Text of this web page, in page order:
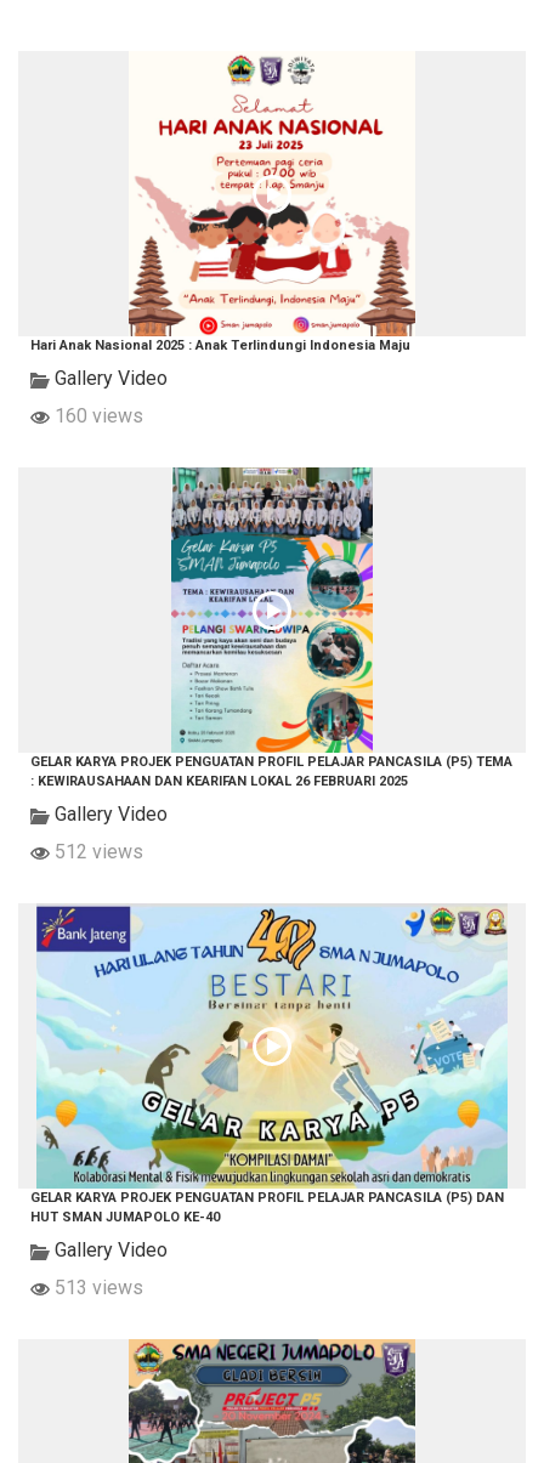
Hari Anak Nasional 2025 : Anak Terlindungi Indonesia Maju
Gallery Video
160 views
GELAR KARYA PROJEK PENGUATAN PROFIL PELAJAR PANCASILA (P5) TEMA
: KEWIRAUSAHAAN DAN KEARIFAN LOKAL 26 FEBRUARI 2025
Gallery Video
512 views
GELAR KARYA PROJEK PENGUATAN PROFIL PELAJAR PANCASILA (P5) DAN
HUT SMAN JUMAPOLO KE-40
Gallery Video
513 views